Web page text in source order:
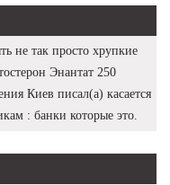
не так просто хрупкие
Энантат 250
Киев писал(а) касается
: банки которые это.